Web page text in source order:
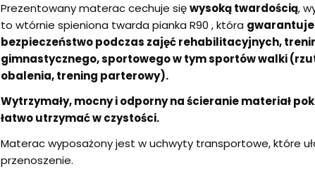
Prezentowany materac cechuje sięwysoką twardością,
to wtórnie spieniona twarda pianka R90 , która gwarantuje
bezpieczeństwo podczas zajęć rehabilitacyjnych,
gimnastycznego, sportowego w tym sportów walki
obalenia, trening parterowy).
Wytrzymały, mocny i odporny na ścieranie materiał
łatwo utrzymać w czystości.
Materac wyposażony jest w uchwyty transportowe, które
przenoszenie.